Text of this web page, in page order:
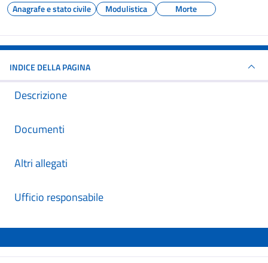
Anagrafe e stato civile Modulistica Morte
INDICE DELLA PAGINA
Descrizione
Documenti
Altri allegati
Ufficio responsabile